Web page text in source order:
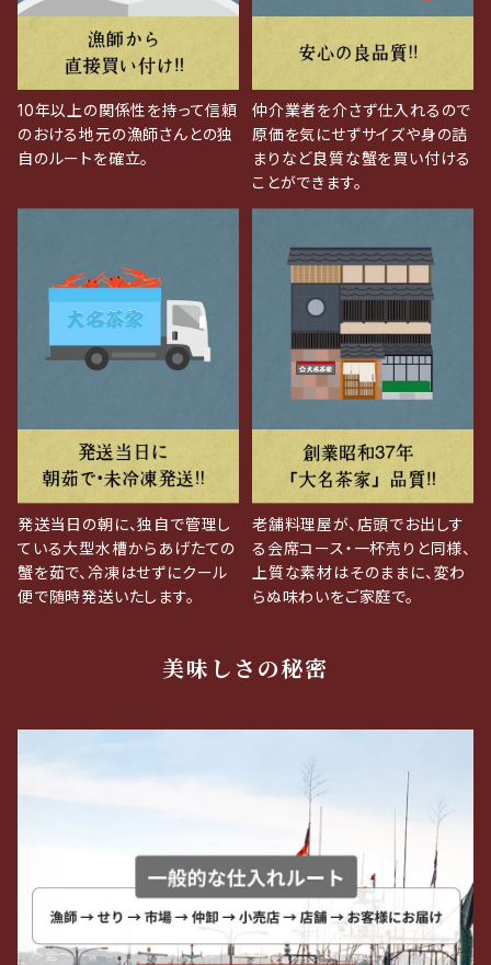
10年以上の関係性を持って信頼
のおける地元の漁師さんとの独
自のルートを確立。
仲介業者を介さず仕入れるので
原価を気にせずサイズや身の詰
まりなど良質な蟹を買い付ける
ことができます。
発送当日の朝に、独自で管理し
ている大型水槽からあげたての
蟹を茹で、冷凍はせずにクール
便で随時発送いたします。
老舗料理屋が、店頭でお出しす
る会席コース・一杯売りと同様、
上質な素材はそのままに、変わ
らぬ味わいをご家庭で。
美味しさの秘密